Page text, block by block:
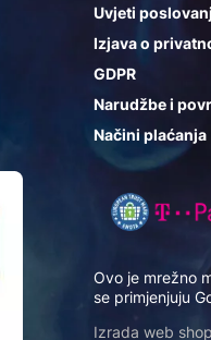
Uvjeti
Izjava o
GDPR
Narudžbe i
Načini plaćanja
Ovo je mrežno
se primjenjuju
Izrada web